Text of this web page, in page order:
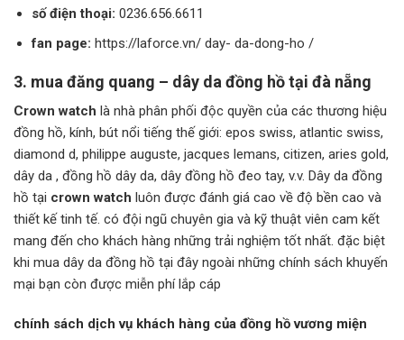
số điện thoại: 0236.656.6611
fan page: https://laforce.vn/ day- da-dong-ho /
3. mua đăng quang – dây da đồng hồ tại đà nẵng
Crown watch là nhà phân phối độc quyền của các thương hiệu
đồng hồ, kính, bút nổi tiếng thế giới: epos swiss, atlantic swiss,
diamond d, philippe auguste, jacques lemans, citizen, aries gold,
dây da , đồng hồ dây da, dây đồng hồ đeo tay, v.v. Dây da đồng
hồ tại crown watch luôn được đánh giá cao về độ bền cao và
thiết kế tinh tế. có đội ngũ chuyên gia và kỹ thuật viên cam kết
mang đến cho khách hàng những trải nghiệm tốt nhất. đặc biệt
khi mua dây da đồng hồ tại đây ngoài những chính sách khuyến
mại bạn còn được miễn phí lắp cáp
chính sách dịch vụ khách hàng của đồng hồ vương miện